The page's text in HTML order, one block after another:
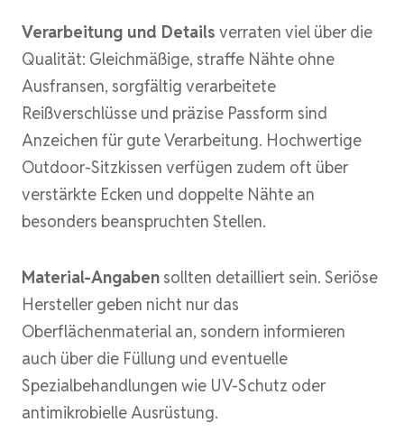
Verarbeitung und Details verraten viel über die
Qualität: Gleichmäßige, straffe Nähte ohne
Ausfransen, sorgfältig verarbeitete
Reißverschlüsse und präzise Passform sind
Anzeichen für gute Verarbeitung. Hochwertige
Outdoor-Sitzkissen verfügen zudem oft über
verstärkte Ecken und doppelte Nähte an
besonders beanspruchten Stellen.
Material-Angaben sollten detailliert sein. Seriöse
Hersteller geben nicht nur das
Oberflächenmaterial an, sondern informieren
auch über die Füllung und eventuelle
Spezialbehandlungen wie UV-Schutz oder
antimikrobielle Ausrüstung.